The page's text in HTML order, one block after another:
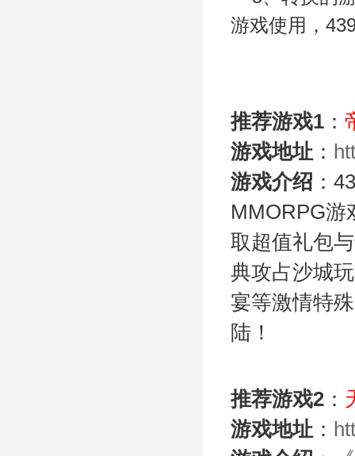
游戏使用，
推荐游戏1 ：
游戏地址：
游戏介绍 ：
MMORPG游
取超值礼包
典攻占沙城
宴等激情特
陆！
推荐游戏2 ：
游戏地址：